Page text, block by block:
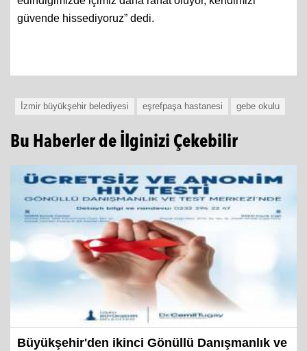
güvende hissediyoruz” dedi.
İzmir büyükşehir belediyesi eşrefpaşa hastanesi gebe okulu
Bu Haberler de İlginizi Çekebilir
Büyükşehir'den ikinci Gönüllü Danışmanlık ve